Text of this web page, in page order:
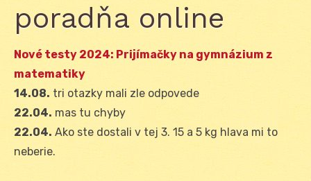
poradňa online
Nové testy 2024: Prijímačky na gymnázium z
matematiky
14.08. tri otazky mali zle odpovede
22.04. mas tu chyby
22.04. Ako ste dostali v tej 3. 15 a 5 kg hlava mi to
neberie.